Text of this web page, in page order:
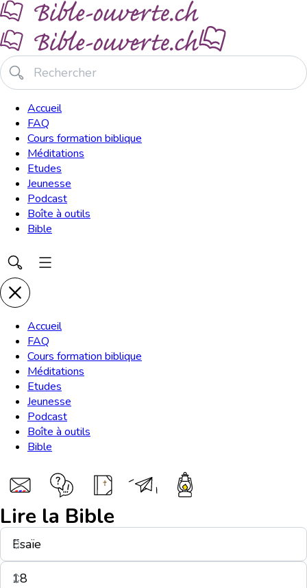
Accueil
FAQ
Cours formation biblique
Méditations
Etudes
Jeunesse
Podcast
Boîte à outils
Bible
Accueil
FAQ
Cours formation biblique
Méditations
Etudes
Jeunesse
Podcast
Boîte à outils
Bible
Lire la Bible